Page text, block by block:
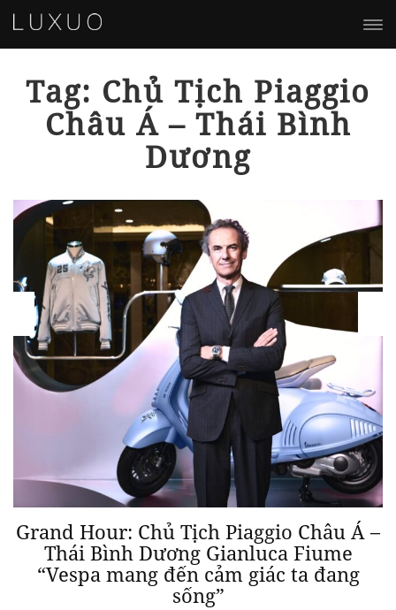
Tag: Chủ Tịch Piaggio
Châu Á – Thái Bình
Dương
Grand Hour: Chủ Tịch Piaggio Châu Á –
Thái Bình Dương Gianluca Fiume
“Vespa mang đến cảm giác ta đang
sống”